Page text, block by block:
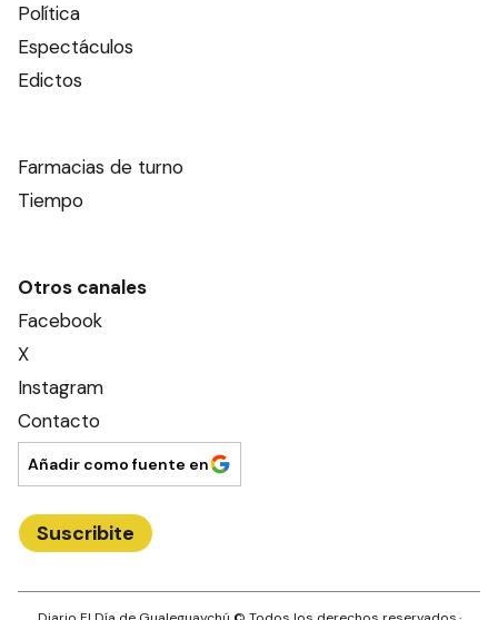
Política
Espectáculos
Edictos
Farmacias de turno
Tiempo
Otros canales
Facebook
X
Instagram
Contacto
Añadir como fuente en
Suscribite